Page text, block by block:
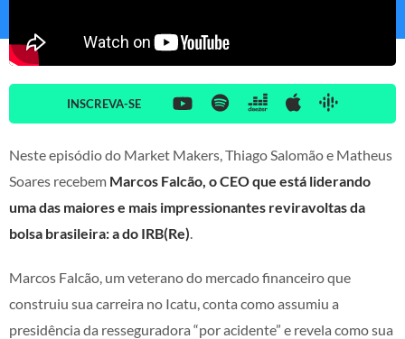
INSCREVA-SE
Neste episódio do Market Makers, Thiago Salomão e Matheus
Soares recebem Marcos Falcão, o CEO que está liderando
uma das maiores e mais impressionantes reviravoltas da
bolsa brasileira: a do IRB(Re).
Marcos Falcão, um veterano do mercado financeiro que
construiu sua carreira no Icatu, conta como assumiu a
presidência da resseguradora “por acidente” e revela como sua